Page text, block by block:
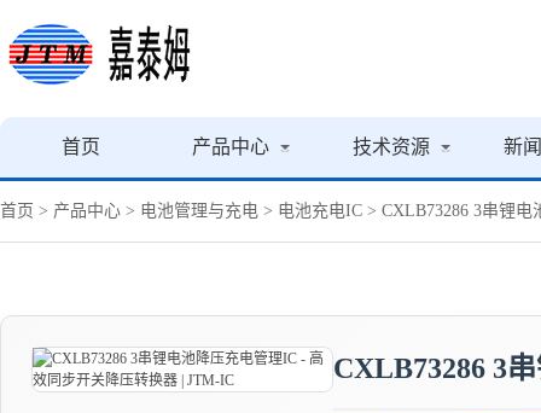
首页 产品中心 技术资源 新
首页 > 产品中心 > 电池管理与充电 > 电池充电IC > CXLB73286 3串锂
CXLB73286 3